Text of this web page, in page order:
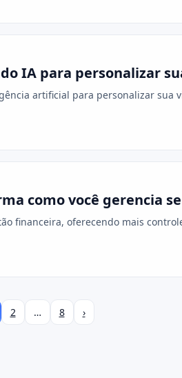
IA para personalizar
artificial para personalizar
como você gerencia
financeira, oferecendo mais
2 … 8 ›